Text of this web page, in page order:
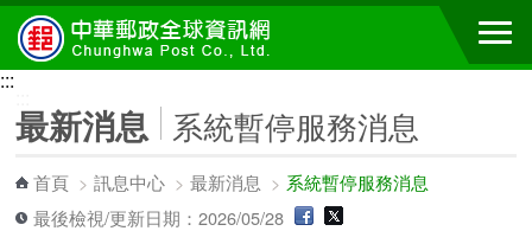
跳到主要內容區塊
:::
最新消息 系統暫停服務消息
首頁 >訊息中心 >最新消息 > 系統暫停服務消息
最後檢視/更新日期：2026/05/28